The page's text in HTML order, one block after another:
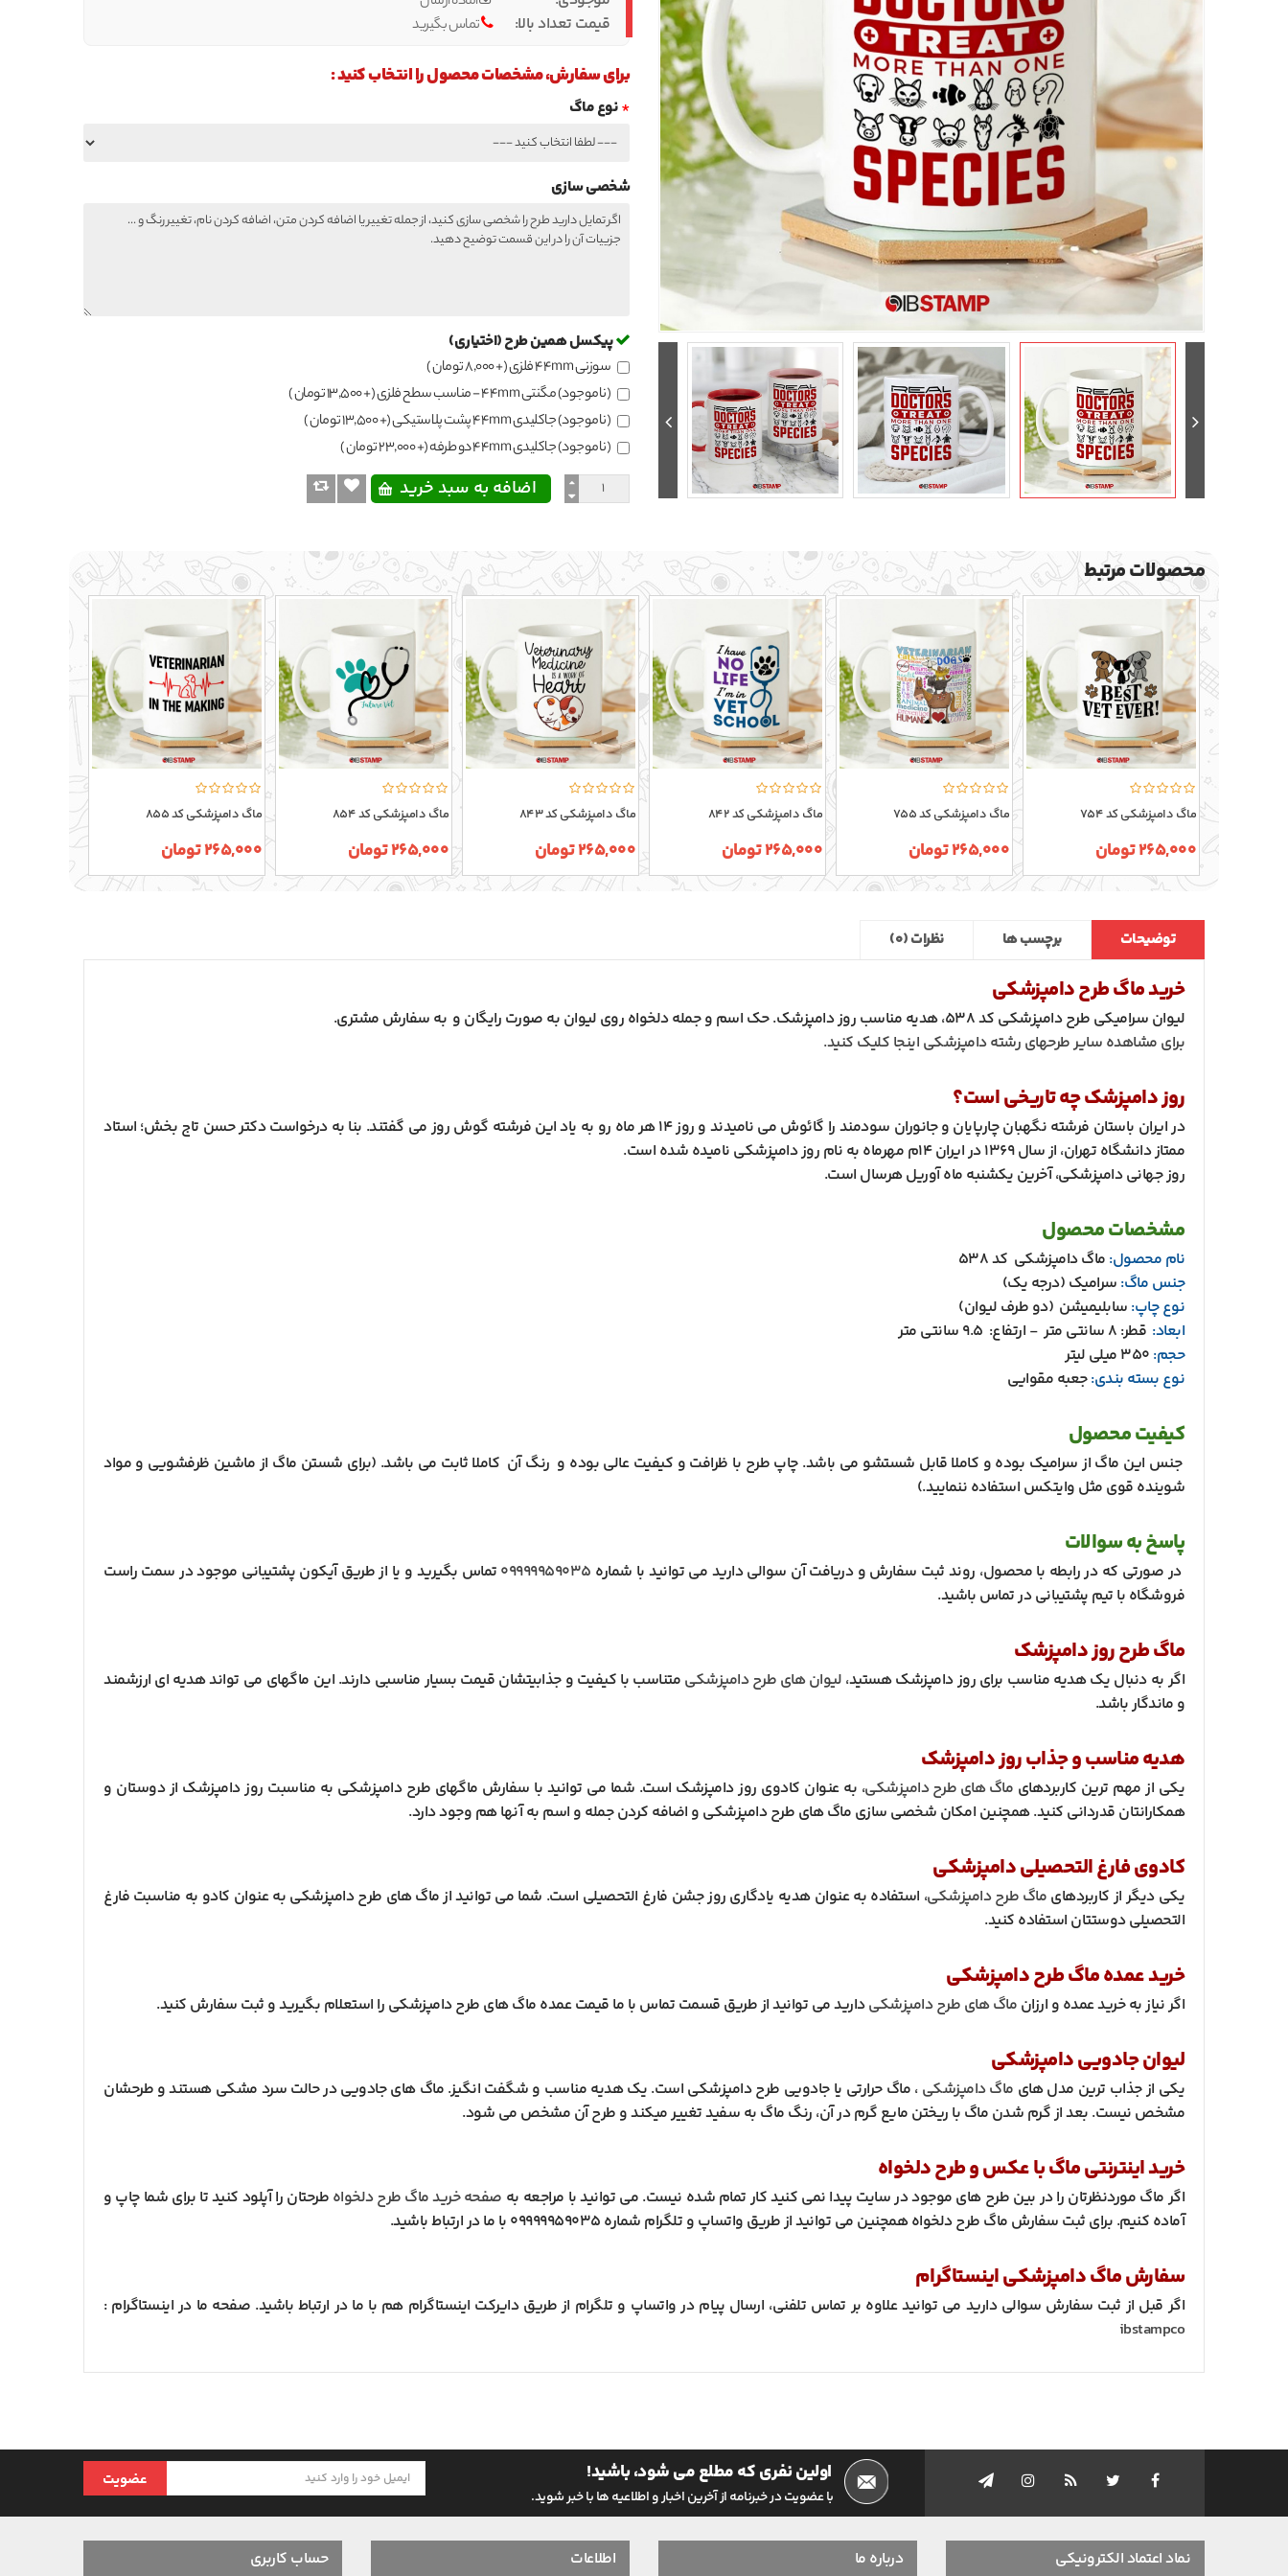
قیمت تعداد بالا: تماس بگیرید
برای سفارش، مشخصات محصول را انتخاب کنید :
نوع ماگ
شخصی سازی
پیکسل همین طرح (اختیاری)
سوزنی 44mm فلزی
(+ 8,000 تومان )
(ناموجود) مگنتی 44mm - مناسب سطح فلزی
(+ 13,500 تومان )
(ناموجود) جاکلیدی 44mm پشت پلاستیکی
(+ 13,500 تومان )
(ناموجود) جاکلیدی 44mm دو طرفه
(+ 23,000 تومان )
محصولات مرتبط
ماگ دامپزشکی کد 754
265,000 تومان
ماگ دامپزشکی کد 755
265,000 تومان
ماگ دامپزشکی کد 842
265,000 تومان
ماگ دامپزشکی کد 843
265,000 تومان
ماگ دامپزشکی کد 854
265,000 تومان
ماگ دامپزشکی کد 855
265,000 تومان 265,000 تومان
توضیحات برچسب ها نظرات (0)
خرید ماگ طرح دامپزشکی
لیوان سرامیکی طرح دامپزشکی کد 538، هدیه مناسب روز دامپزشک. حک اسم و جمله دلخواه روی لیوان به صورت رایگان و به سفارش مشتری.
برای مشاهده سایر طرحهای رشته دامپزشکی اینجا کلیک کنید.
روز دامپزشک چه تاریخی است؟
در ایران باستان فرشته نگهبان چارپایان و جانوران سودمند را گائوش می نامیدند و روز 14 هر ماه رو به یاد این فرشته گوش روز می گفتند. بنا به درخواست دکتر حسن تاج بخش؛ استاد
ممتاز دانشگاه تهران، از سال 1369 در ایران 14م مهرماه به نام روز دامپزشکی نامیده شده است.
روز جهانی دامپزشکی، آخرین یکشنبه ماه آوریل هرسال است.
مشخصات محصول
نام محصول: ماگ دامپزشکی کد 538
جنس ماگ: سرامیک (درجه یک)
نوع چاپ: سابلیمیشن (دو طرف لیوان)
ابعاد: قطر: 8 سانتی متر - ارتفاع: 9.5 سانتی متر
حجم:
نوع بسته بندی:جعبه مقوایی
کیفیت محصول
جنس این ماگ از سرامیک بوده و کاملا قابل شستشو می باشد. چاپ طرح با ظرافت و کیفیت عالی بوده و رنگ آن کاملا ثابت می باشد. (برای شستن ماگ از ماشین ظرفشویی و مواد
شوینده قوی مثل وایتکس استفاده ننمایید.)
پاسخ به سوالات
در صورتی که در رابطه با محصول، روند ثبت سفارش و دریافت آن سوالی دارید می توانید با شماره 09999959035 تماس بگیرید و یا از طریق آیکون پشتیبانی موجود در سمت راست
فروشگاه با تیم پشتیبانی در تماس باشید.
ماگ طرح روز دامپزشک
اگر به دنبال یک هدیه مناسب برای روز دامپزشک هستید، لیوان های طرح دامپزشکی متناسب با کیفیت و جذابیتشان قیمت بسیار مناسبی دارند. این ماگهای می تواند هدیه ای ارزشمند
و ماندگار باشد.
هدیه مناسب و جذاب روز دامپزشک
یکی از مهم ترین کاربردهای ماگ های طرح دامپزشکی، به عنوان کادوی روز دامپزشک است. شما می توانید با سفارش ماگهای طرح دامپزشکی به مناسبت روز دامپزشک از دوستان و
همکارانتان قدردانی کنید. همچنین امکان شخصی سازی ماگ های طرح دامپزشکی و اضافه کردن جمله و اسم به آنها هم وجود دارد.
کادوی فارغ التحصیلی دامپزشکی
یکی دیگر از کاربردهای ماگ طرح دامپزشکی، استفاده به عنوان هدیه یادگاری روز جشن فارغ التحصیلی است. شما می توانید از ماگ های طرح دامپزشکی به عنوان کادو به مناسبت فارغ
التحصیلی دوستتان استفاده کنید.
خرید عمده ماگ طرح دامپزشکی
اگر نیاز به خرید عمده و ارزان ماگ های طرح دامپزشکیدارید می توانید از طریق قسمت تماس با ما قیمت عمده ماگ های طرح دامپزشکی را استعلام بگیرید و ثبت سفارش کنید.
لیوان جادویی دامپزشکی
یکی از جذاب ترین مدل های ماگ دامپزشکی ، ماگ حرارتی یا جادویی طرح دامپزشکی است. یک هدیه مناسب و شگفت انگیز. ماگ های جادویی در حالت سرد مشکی هستند و طرحشان
مشخص نیست. بعد از گرم شدن ماگ با ریختن مایع گرم در آن، رنگ ماگ به سفید تغییر میکند و طرح آن مشخص می شود.
خرید اینترنتی ماگ با عکس و طرح دلخواه
اگر ماگ موردنظرتان را در بین طرح های موجود در سایت پیدا نمی کنید کار تمام شده نیست. می توانید با مراجعه به صفحه خرید ماگ طرح دلخواه طرحتان را آپلود کنید تا برای شما چاپ و
آماده کنیم. برای ثبت سفارش ماگ طرح دلخواه همچنین می توانید از طریق واتساپ و تلگرام شماره 09999959035 با ما در ارتباط باشید.
سفارش ماگ دامپزشکی اینستاگرام
اگر قبل از ثبت سفارش سوالی دارید می توانید علاوه بر تماس تلفنی، ارسال پیام در واتساپ و تلگرام از طریق دایرکت اینستاگرام هم با ما در ارتباط باشید. صفحه ما در اینستاگرام :
ibstampco
اولین نفری که مطلع می شود، باشید!
با عضویت در خبرنامه از آخرین اخبار و اطلاعیه ها با خبر شوید.
عضویت
نماد اعتماد الکترونیکی درباره ما اطلاعات حساب کاربری